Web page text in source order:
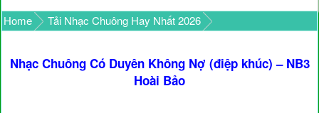
Home Tải Nhạc Chuông Hay Nhất 2026
Nhạc Chuông Có Duyên Không Nợ (điệp khúc) – NB3
Hoài Bảo